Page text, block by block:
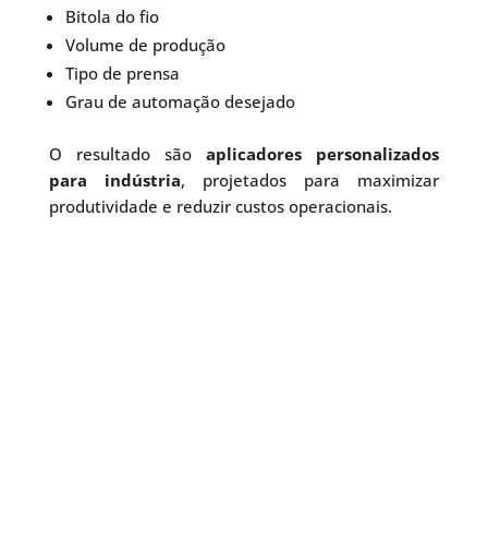
Bitola do fio
Volume de produção
Tipo de prensa
Grau de automação desejado
O resultado sãoaplicadores personalizados
para indústria, projetados para maximizar
produtividade e reduzir custos operacionais.